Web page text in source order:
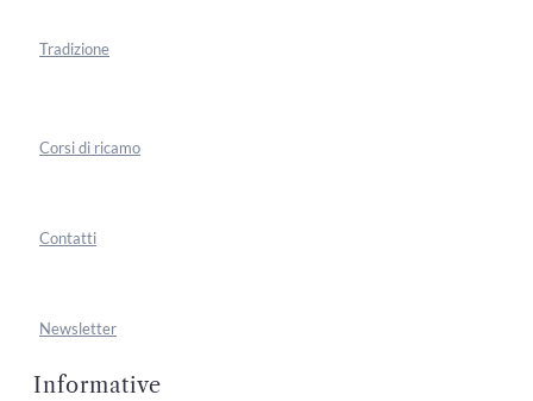
Tradizione
Corsi di ricamo
Contatti
Newsletter
Informative